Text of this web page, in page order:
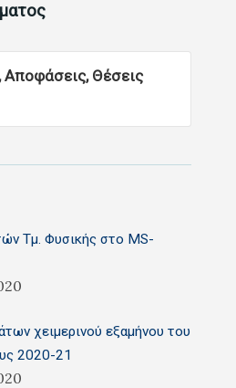
Αποφάσεις, Θέσεις
Τμ. Φυσικής στο ΜS-
χειμερινού εξαμήνου του
2020-21